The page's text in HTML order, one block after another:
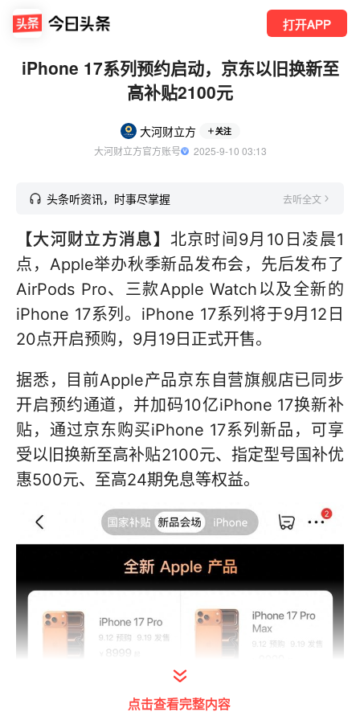
打开APP
iPhone 17系列预约启动，京东以旧换新至
高补贴2100元
大河财立方 关注
大河财立方官方账号
  2025-9-10 03:13
头条听资讯，时事尽掌握 去听全文
【大河财立方消息】 北京时间9月10日凌晨1
点，Apple举办秋季新品发布会，先后发布了
AirPods Pro、三款Apple Watch以及全新的
iPhone 17系列。iPhone 17系列将于9月12日
20点开启预购，9月19日正式开售。
据悉，目前Apple产品京东自营旗舰店已同步
开启预约通道，并加码10亿iPhone 17换新补
贴，通过京东购买iPhone 17系列新品，可享
受以旧换新至高补贴2100元、指定型号国补优
惠500元、至高24期免息等权益。
点击查看完整内容